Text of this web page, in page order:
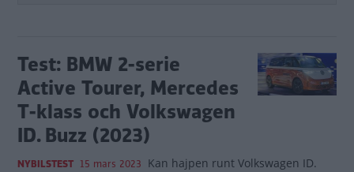
Test: BMW 2-serie
Active Tourer, Mercedes
T-klass och Volkswagen
ID. Buzz (2023)
NYBILSTEST 15 mars 2023 Kan hajpen runt Volkswagen ID.